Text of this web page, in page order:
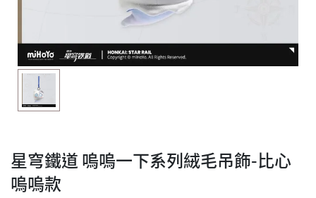
星穹鐵道 嗚嗚一下系列絨毛吊飾-比心
嗚嗚款